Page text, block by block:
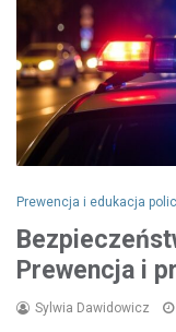
Prewencja i edukacja
Prewencja i
Sylwia Dawidowicz